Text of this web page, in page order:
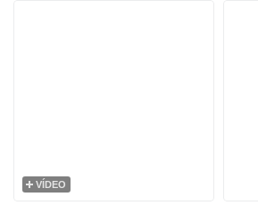
VÍDEO